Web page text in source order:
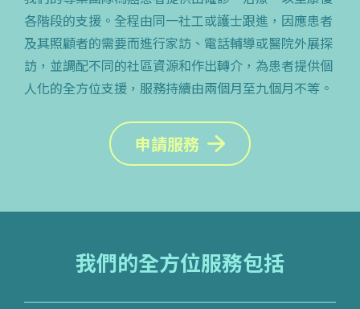
各階段的支援。全程由同一社工或護士跟進，因應患者
及其照顧者的需要而進行家訪、電話輔導或醫院外展探
訪，並調配不同的社區資源和作出轉介，為患者提供個
人化的全方位支援，服務持續由兩個月至九個月不等。
申請服務
我們的全方位服務包括